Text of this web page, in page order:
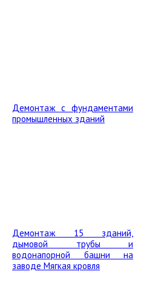
Демонтаж с фундаментами
промышленных зданий
Демонтаж 15 зданий,
дымовой трубы и
водонапорной башни на
заводе Мягкая кровля